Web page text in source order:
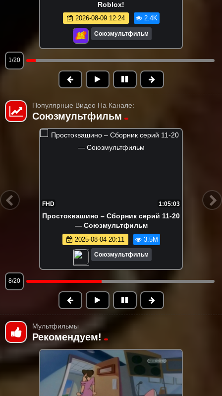
Roblox!
2026-08-09 12:24 2.4K
Союзмультфильм
1/20
Популярные Видео На Канале:
Союзмультфильм
FHD 7:16
Умка на ёлке
2024-12-19 12:41 3.3M
Союзмультфильм
9/20
Мультфильмы
Рекомендуем!